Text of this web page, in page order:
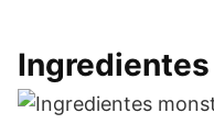
Ingredientes